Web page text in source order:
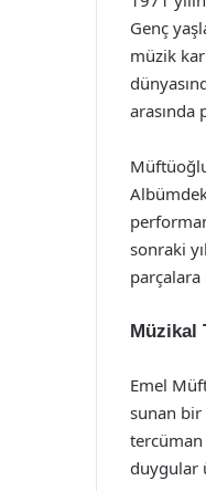
Genç
müzik
arasında
sonraki
parçalara
Müzikal
Emel
sunan bir
tercüman
duygular